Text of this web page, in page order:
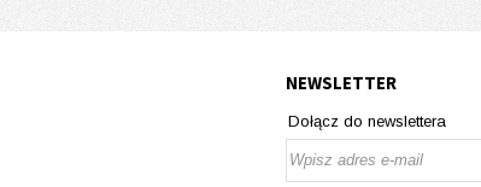
NEWSLETTER
Dołącz do newslettera